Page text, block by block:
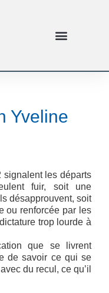
Yveline
signalent les départs
fuir, soit une
désapprouvent, soit
ou renforcée par les
trop lourde à
que se livrent
de savoir ce qui se
du recul, ce qu’il